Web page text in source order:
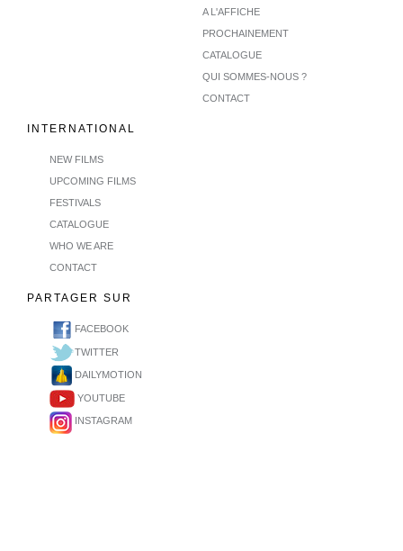
A L'AFFICHE
PROCHAINEMENT
CATALOGUE
QUI SOMMES-NOUS ?
CONTACT
INTERNATIONAL
NEW FILMS
UPCOMING FILMS
FESTIVALS
CATALOGUE
WHO WE ARE
CONTACT
PARTAGER SUR
FACEBOOK
TWITTER
DAILYMOTION
YOUTUBE
INSTAGRAM